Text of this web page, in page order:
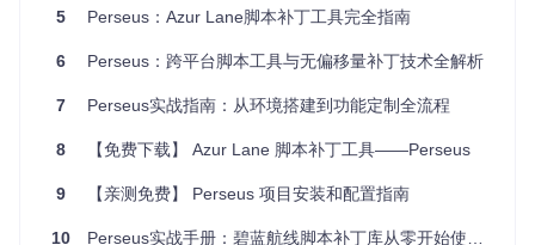
配置驱动设计：灵活性与易用性的平衡
INI配置文件 作为功能开关和参数调整的接口，将
复杂的技术实现细节与用户操作隔离开来。用户无需修改代
低了使用门槛，同时保留了高级定制的可能性。配置文件自动
体验。
场景化配置指南：从安装到验证的完整流程
5 Perseus：Azur Lane脚本补丁工具完全指南
6 Perseus：跨平台脚本工具与无偏移量补丁技术全解析
7 Perseus实战指南：从环境搭建到功能定制全流程
8 【免费下载】 Azur Lane 脚本补丁工具——Perseus
9 【亲测免费】 Perseus 项目安装和配置指南
10 Perseus实战手册：碧蓝航线脚本补丁库从零开始使用指南